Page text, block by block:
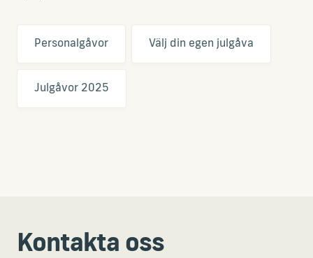
Personalgåvor Välj din egen julgåva
Julgåvor 2025
Kontakta oss